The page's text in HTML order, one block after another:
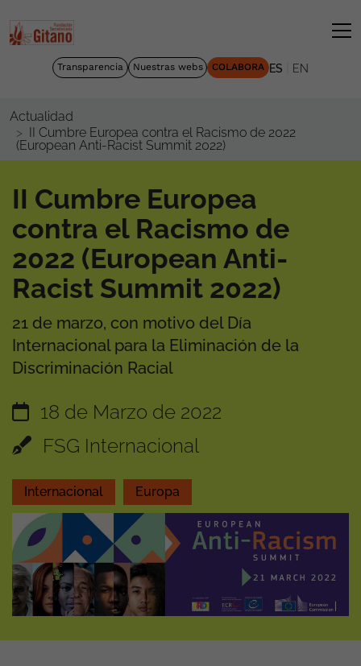
Transparencia Nuestras webs COLABORA ES EN
Actualidad
II Cumbre Europea contra el Racismo de 2022
(European Anti-Racist Summit 2022)
II Cumbre Europea
contra el Racismo de
2022 (European Anti-
Racist Summit 2022)
21 de marzo, con motivo del Día
Internacional para la Eliminación de la
Discriminación Racial
18 de Marzo de 2022
FSG Internacional
Internacional Europa